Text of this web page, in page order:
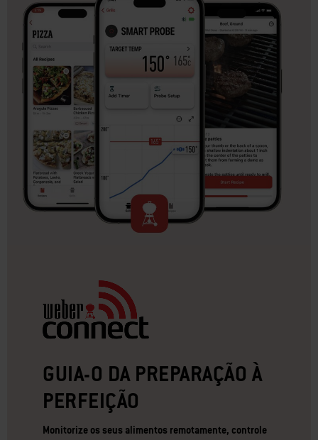
GUIA-O DA PREPARAÇÃO À
PERFEIÇÃO
Monitorize os seus alimentos remotamente, controle